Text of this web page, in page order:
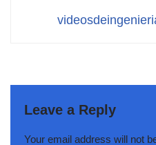
Leave a Reply
Your email address will not